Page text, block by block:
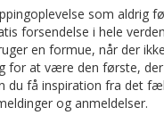
som aldrig
forsendelse i hele
en formue, når der
for at være den første,
du få inspiration fra det
og anmeldelser.